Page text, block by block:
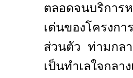
ตลอดจนบริการ
เด่นของโครงก
ส่วนตัว ท่ามกล
เป็นทำเลใจกล